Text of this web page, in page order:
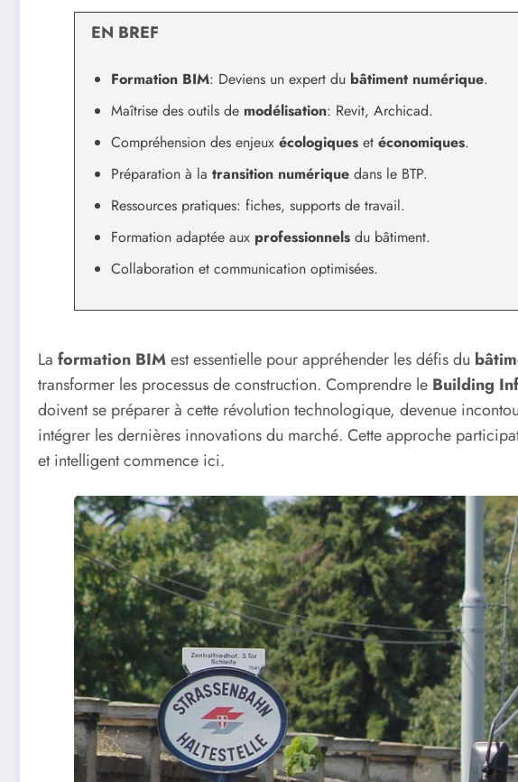
EN BREF
Formation BIM: Deviens un expert du bâtiment numérique.
Maîtrise des outils de modélisation: Revit, Archicad.
Compréhension des enjeux écologiques et économiques.
Préparation à la transition numérique dans le BTP.
Ressources pratiques: fiches, supports de travail.
Formation adaptée aux professionnels du bâtiment.
Collaboration et communication optimisées.
La formation BIMest essentielle pour appréhender les défis du
transformer les processus de construction. Comprendre le Building
doivent se préparer à cette révolution technologique, devenue
intégrer les dernières innovations du marché. Cette approche
et intelligent commence ici.